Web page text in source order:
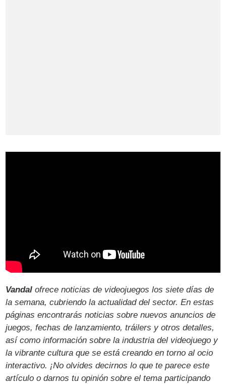
Vandal ofrece noticias de videojuegos los siete días de
la semana, cubriendo la actualidad del sector. En estas
páginas encontrarás noticias sobre nuevos anuncios de
juegos, fechas de lanzamiento, tráilers y otros detalles,
así como información sobre la industria del videojuego y
la vibrante cultura que se está creando en torno al ocio
interactivo. ¡No olvides decirnos lo que te parece este
artículo o darnos tu opinión sobre el tema participando